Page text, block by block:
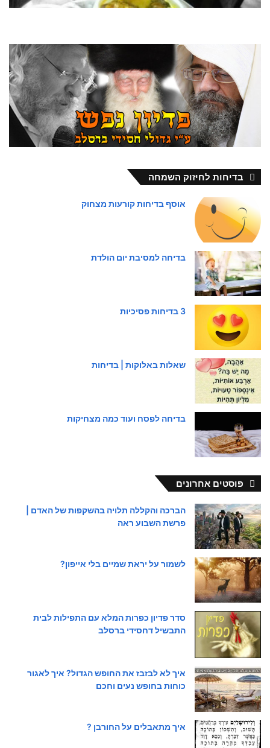
בדיחות לחיזוק השמחה
אוסף בדיחות קורעות מצחוק
בדיחה למסיבת יום הולדת
3 בדיחות פסיכיות
שאלות באלוקות | בדיחות
בדיחה לפסח ועוד כמה מצחיקות
פוסטים אחרונים
הברכה והקללה תלויה בהשקפות של האדם |
פרשת השבוע ראה
לשמור על יראת שמיים בלי אייפון?
סדר פדיון כפרות המלא עם התפילות לבית
התבשיל דחסידי ברסלב
איך לא לבזבז את החופש הגדול? איך לאגור
כוחות בחופש נעים וחכם
איך מתאבלים על החורבן ?